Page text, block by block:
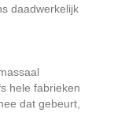
daadwerkelijk
hele fabrieken
dat gebeurt,